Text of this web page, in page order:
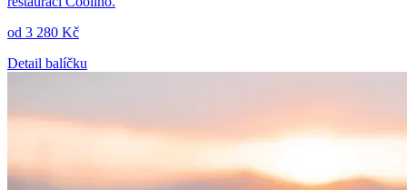
od 3 280 Kč
Detail balíčku